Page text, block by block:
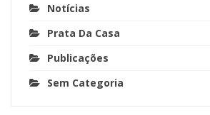
Notícias
Prata Da Casa
Publicações
Sem Categoria